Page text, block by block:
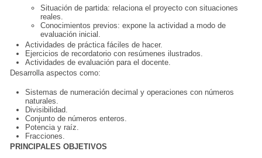
Situación de partida: relaciona el proyecto con situaciones
reales.
Conocimientos previos: expone la actividad a modo de
evaluación inicial.
Actividades de práctica fáciles de hacer.
Ejercicios de recordatorio con resúmenes ilustrados.
Actividades de evaluación para el docente.
Desarrolla aspectos como:
Sistemas de numeración decimal y operaciones con números
naturales.
Divisibilidad.
Conjunto de números enteros.
Potencia y raíz.
Fracciones.
PRINCIPALES OBJETIVOS